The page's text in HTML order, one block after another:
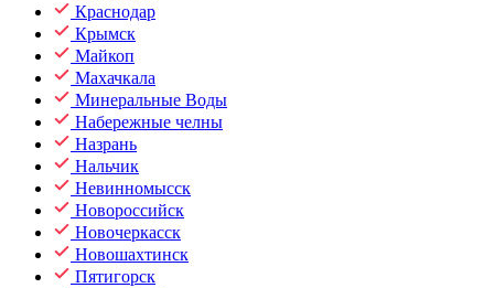
Краснодар
Крымск
Майкоп
Махачкала
Минеральные Воды
Набережные челны
Назрань
Нальчик
Невинномысск
Новороссийск
Новочеркасск
Новошахтинск
Пятигорск